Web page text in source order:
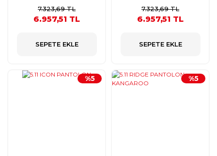
7.323,69 TL
6.957,51 TL
SEPETE EKLE
7.323,69 TL
6.957,51 TL
SEPETE EKLE
%5 %5